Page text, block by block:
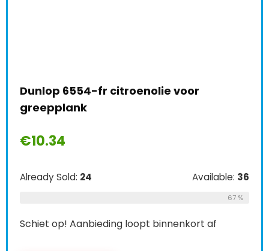
Dunlop 6554-fr citroenolie voor
greepplank
€10.34
Already Sold: 24 Available: 36
67 %
Schiet op! Aanbieding loopt binnenkort af